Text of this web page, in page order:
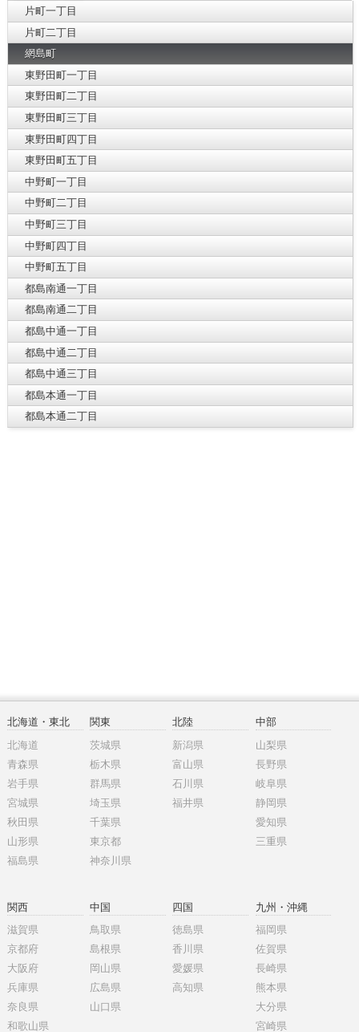
片町一丁目
片町二丁目
網島町
東野田町一丁目
東野田町二丁目
東野田町三丁目
東野田町四丁目
東野田町五丁目
中野町一丁目
中野町二丁目
中野町三丁目
中野町四丁目
中野町五丁目
都島南通一丁目
都島南通二丁目
都島中通一丁目
都島中通二丁目
都島中通三丁目
都島本通一丁目
都島本通二丁目
北海道・東北
北海道
青森県
岩手県
宮城県
秋田県
山形県
福島県
関東
茨城県
栃木県
群馬県
埼玉県
千葉県
東京都
神奈川県
北陸
新潟県
富山県
石川県
福井県
中部
山梨県
長野県
岐阜県
静岡県
愛知県
三重県
関西
滋賀県
京都府
大阪府
兵庫県
奈良県
和歌山県
中国
鳥取県
島根県
岡山県
広島県
山口県
四国
徳島県
香川県
愛媛県
高知県
九州・沖縄
福岡県
佐賀県
長崎県
熊本県
大分県
宮崎県